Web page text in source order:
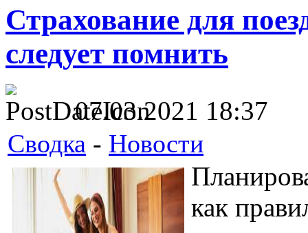
Страхование для
следует помнить
07.03.2021 18:37
Сводка - Новости
как